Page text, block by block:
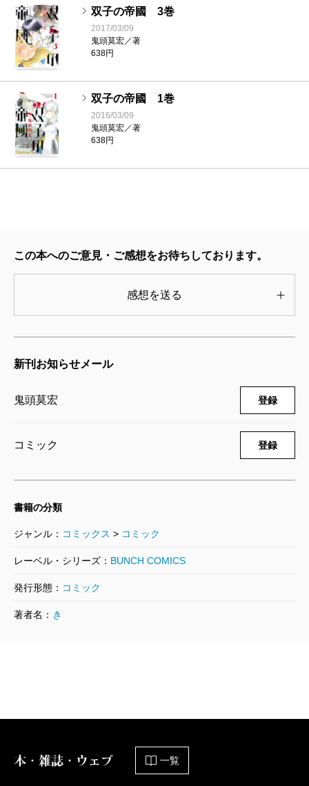
双子の帝國 3巻
2017/03/09
鬼頭莫宏／著
638円
双子の帝國 1巻
2016/03/09
鬼頭莫宏／著
638円
この本へのご意見・ご感想をお待ちしております。
感想を送る
新刊お知らせメール
鬼頭莫宏 登録
コミック 登録
書籍の分類
ジャンル： コミックス > コミック
レーベル・シリーズ： BUNCH COMICS
発行形態： コミック
著者名： き
本・雑誌・ウェブ 一覧